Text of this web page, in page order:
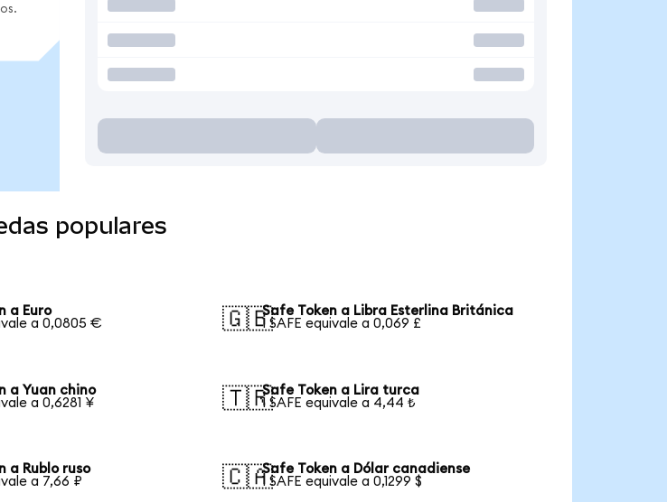
populares
a Euro
a 0,0805 €
🇬🇧Safe Token a Libra Esterlina Británica
1 SAFE equivale a 0,069 £
a Yuan chino
a 0,6281 ¥
🇹🇷Safe Token a Lira turca
1 SAFE equivale a 4,44 ₺
a Rublo ruso
a 7,66 ₽
🇨🇦Safe Token a Dólar canadiense
1 SAFE equivale a 0,1299 $